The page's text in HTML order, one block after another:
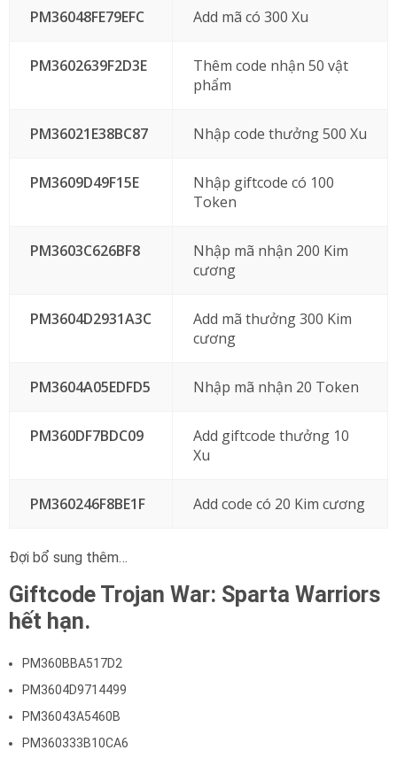
PM36048FE79EFC Add mã có 300 Xu
PM3602639F2D3E
Thêm code nhận 50 vật
phẩm
PM36021E38BC87 Nhập code thưởng 500 Xu
PM3609D49F15E
Nhập giftcode có 100
Token
PM3603C626BF8
Nhập mã nhận 200 Kim
cương
PM3604D2931A3C
Add mã thưởng 300 Kim
cương
PM3604A05EDFD5 Nhập mã nhận 20 Token
PM360DF7BDC09
Add giftcode thưởng 10
Xu
PM360246F8BE1F Add code có 20 Kim cương
Đợi bổ sung thêm…
Giftcode Trojan War: Sparta Warriors
hết hạn.
PM360BBA517D2
PM3604D9714499
PM36043A5460B
PM360333B10CA6